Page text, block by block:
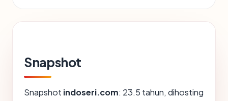
Snapshot
Snapshot indoseri.com: 23.5 tahun, dihosting